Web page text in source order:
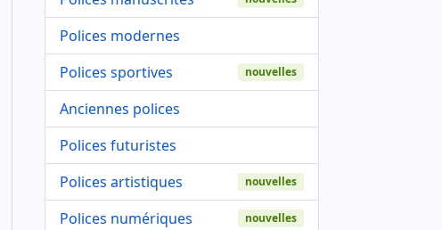
Polices modernes
Polices sportives
nouvelles
Anciennes polices
Polices futuristes
Polices artistiques
nouvelles
Polices numériques nouvelles